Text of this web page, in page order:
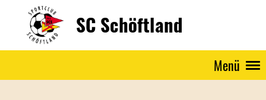
SC Schöftland
Menü